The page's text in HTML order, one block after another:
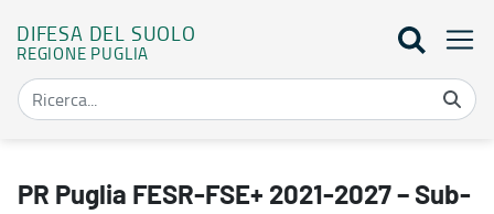
DIFESA DEL SUOLO
REGIONE PUGLIA
PR Puglia FESR-FSE+ 2021-2027 – Sub-